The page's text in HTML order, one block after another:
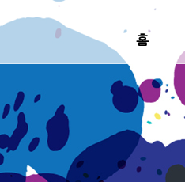
홈